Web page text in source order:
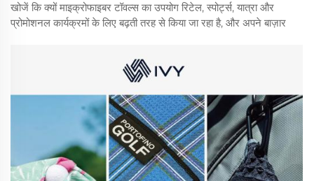
खोजें कि क्यों माइक्रोफाइबर टॉवल्स का उपयोग रिटेल, स्पोर्ट्स, यात्रा और
प्रोमोशनल कार्यक्रमों के लिए बढ़ती तरह से किया जा रहा है, और अपने बाज़ार